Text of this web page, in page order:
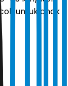
untuk anak